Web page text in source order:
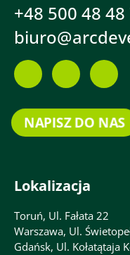
+48 500 48 48
NAPISZ DO NAS
Lokalizacja
Toruń, Ul. Fałata 22
Warszawa, Ul.
Gdańsk, Ul. Kołatątaja